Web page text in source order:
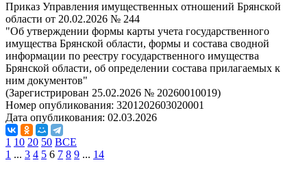
Приказ Управления имущественных отношений Брянской
области от 20.02.2026 № 244
"Об утверждении формы карты учета государственного
имущества Брянской области, формы и состава сводной
информации по реестру государственного имущества
Брянской области, об определении состава прилагаемых к
ним документов"
(Зарегистрирован 25.02.2026 № 20260010019)
Номер опубликования: 3201202603020001
Дата опубликования: 02.03.2026
1 10 20 50 ВСЕ
1 ... 3 4 5 6 7 8 9 ... 14